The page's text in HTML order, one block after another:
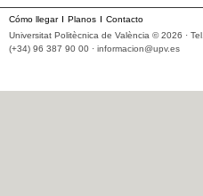
Cómo llegar Planos
Contacto
Universitat Politècnica de València © 2026 · Tel.
(+34) 96 387 90 00 · informacion@upv.es